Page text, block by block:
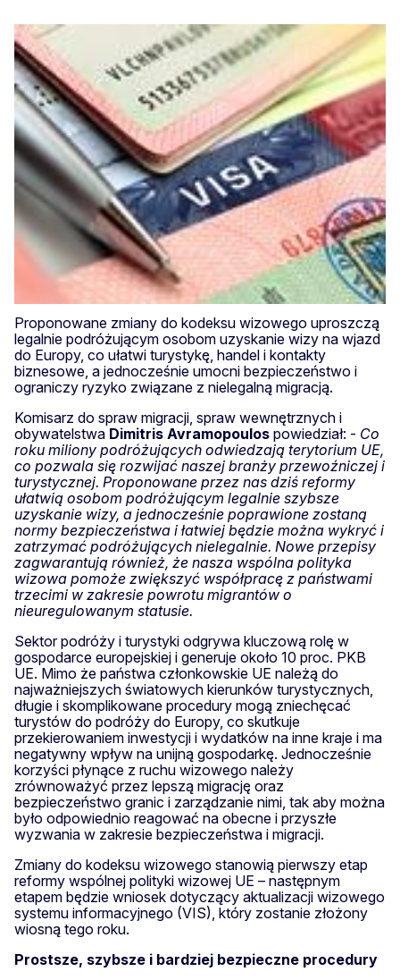
Proponowane zmiany do kodeksu wizowego uproszczą
legalnie podróżującym osobom uzyskanie wizy na wjazd
do Europy, co ułatwi turystykę, handel i kontakty
biznesowe, a jednocześnie umocni bezpieczeństwo i
ograniczy ryzyko związane z nielegalną migracją.
Komisarz do spraw migracji, spraw wewnętrznych i
obywatelstwa Dimitris Avramopoulos powiedział: - Co
roku miliony podróżujących odwiedzają terytorium UE,
co pozwala się rozwijać naszej branży przewoźniczej i
turystycznej. Proponowane przez nas dziś reformy
ułatwią osobom podróżującym legalnie szybsze
uzyskanie wizy, a jednocześnie poprawione zostaną
normy bezpieczeństwa i łatwiej będzie można wykryć i
zatrzymać podróżujących nielegalnie. Nowe przepisy
zagwarantują również, że nasza wspólna polityka
wizowa pomoże zwiększyć współpracę z państwami
trzecimi w zakresie powrotu migrantów o
nieuregulowanym statusie.
Sektor podróży i turystyki odgrywa kluczową rolę w
gospodarce europejskiej i generuje około 10 proc. PKB
UE. Mimo że państwa członkowskie UE należą do
najważniejszych światowych kierunków turystycznych,
długie i skomplikowane procedury mogą zniechęcać
turystów do podróży do Europy, co skutkuje
przekierowaniem inwestycji i wydatków na inne kraje i ma
negatywny wpływ na unijną gospodarkę. Jednocześnie
korzyści płynące z ruchu wizowego należy
zrównoważyć przez lepszą migrację oraz
bezpieczeństwo granic i zarządzanie nimi, tak aby można
było odpowiednio reagować na obecne i przyszłe
wyzwania w zakresie bezpieczeństwa i migracji.
Zmiany do kodeksu wizowego stanowią pierwszy etap
reformy wspólnej polityki wizowej UE – następnym
etapem będzie wniosek dotyczący aktualizacji wizowego
systemu informacyjnego (VIS), który zostanie złożony
wiosną tego roku.
Prostsze, szybsze i bardziej bezpieczne procedury